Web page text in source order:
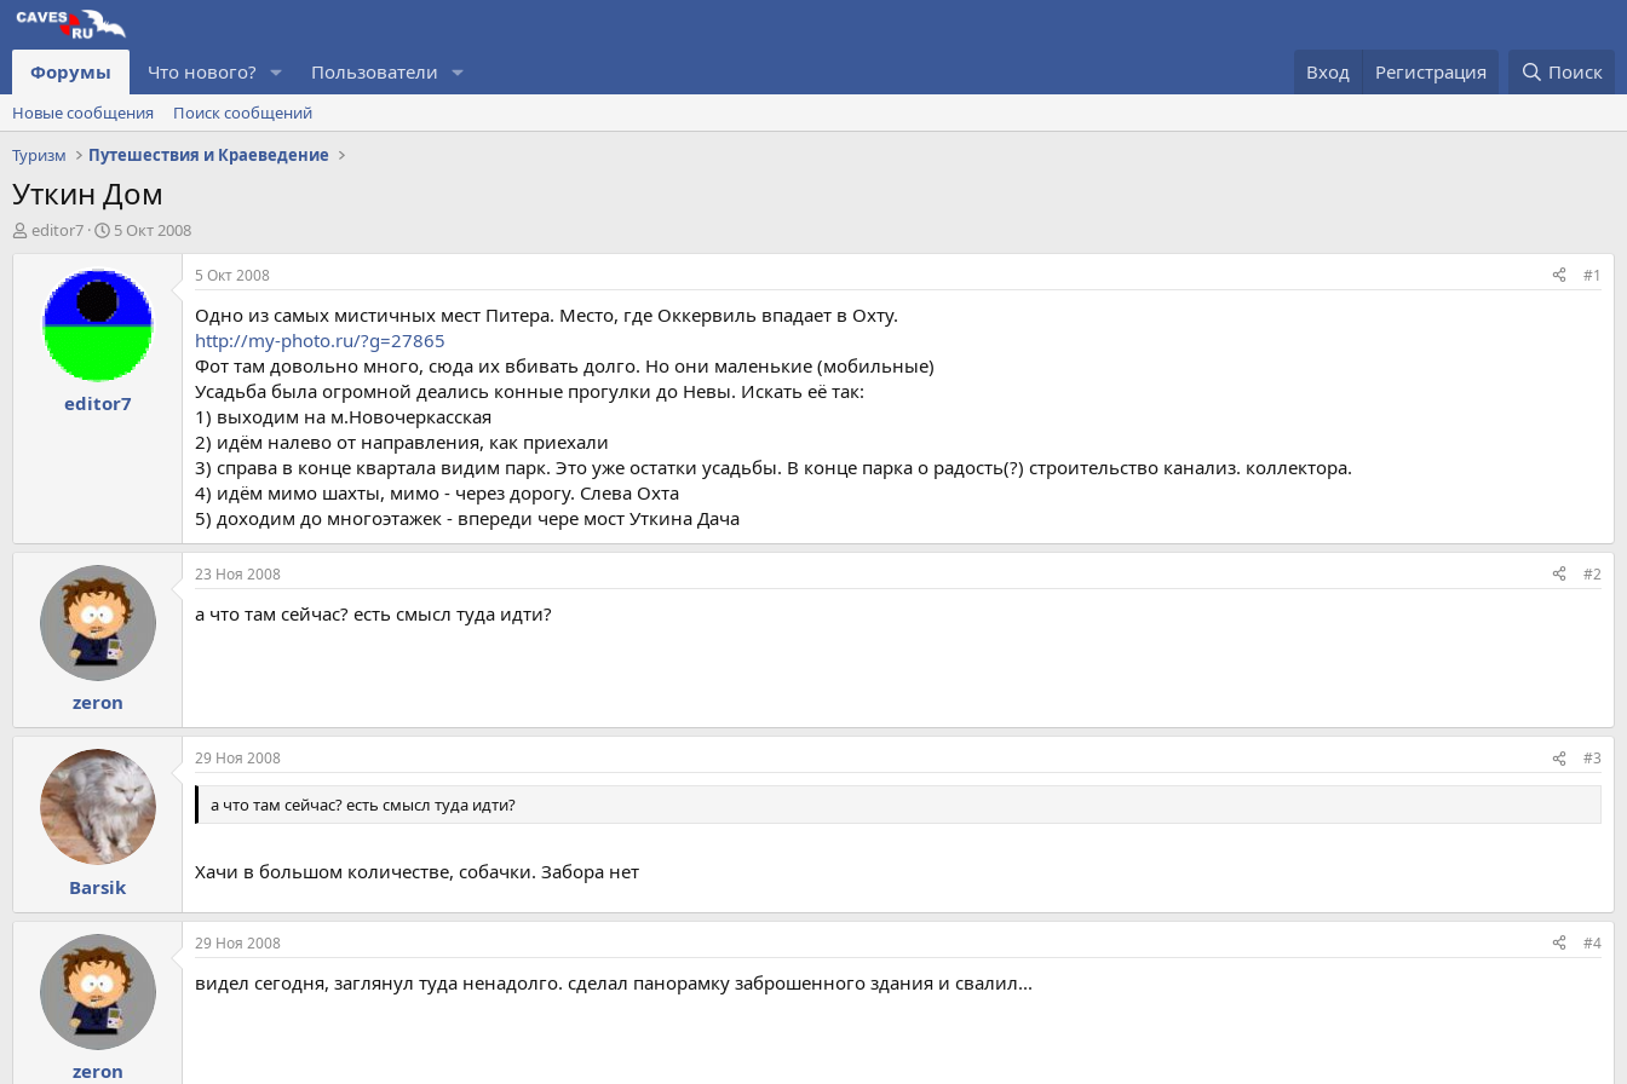
Форумы Что нового? Пользователи Вход Регистрация Поиск
Новые сообщения
Поиск сообщений
Туризм
Путешествия и Краеведение
Уткин Дом
А
editor7
Д
т
а
н
а
л
5 Окт 2008
editor7
5 Окт 2008 #1
Одно из самых мистичных мест Питера. Место, где Оккервиль впадает в Охту.
http://my-photo.ru/?g=27865
Фот там довольно много, сюда их вбивать долго. Но они маленькие (мобильные)
Усадьба была огромной деались конные прогулки до Невы. Искать её так:
1) выходим на м.Новочеркасская
2) идём налево от направления, как приехали
3) справа в конце квартала видим парк. Это уже остатки усадьбы. В конце парка о радость(?) строительство канализ. коллектора.
4) идём мимо шахты, мимо - через дорогу. Слева Охта
5) доходим до многоэтажек - впереди чере мост Уткина Дача
zeron
23 Ноя 2008 #2
а что там сейчас? есть смысл туда идти?
Barsik
29 Ноя 2008 #3
а что там сейчас? есть смысл туда идти?
Хачи в большом количестве, собачки. Забора нет
zeron
29 Ноя 2008 #4
видел сегодня, заглянул туда ненадолго. сделал панорамку заброшенного здания и свалил...